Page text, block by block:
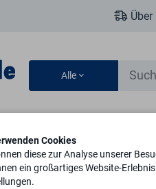
Alle
Türsicherheit
Cookies
diese zur Analyse unserer
ein großartiges Website-